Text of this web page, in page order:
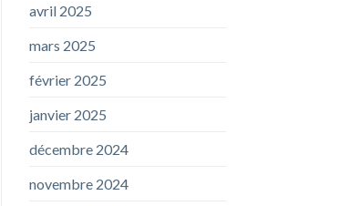
avril 2025
mars 2025
février 2025
janvier 2025
décembre 2024
novembre 2024